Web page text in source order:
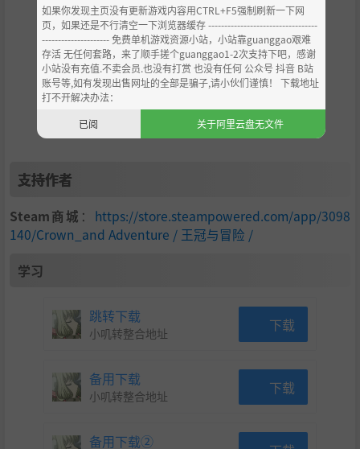
从一方领主起步，建设城池发展生产，委任能臣治理地方。
逐步壮大后，管理军团与城市、颁布政令提升科技、征战天
下，面对灭世危机，开创属于你的传奇霸业。
立即加入，开启你的史诗冒险之旅！
支持作者
Steam商城 ： https://store.steampowered.com/app/3098
140/Crown_and Adventure / 王冠与冒险 /
学习
跳转下载
小叽转整合地址 下载
备用下载
小叽转整合地址 下载
备用下载②
如果你发现主页没有更新游戏内容用CTRL+F5强制刷新一下网
页，如果还是不行清空一下浏览器缓存 ----------------------------------
--------------------- 免费单机游戏资源小站，小站靠guanggao艰难
存活 无任何套路，来了顺手搓个guanggao1-2次支持下吧，感谢
小站没有充值.不卖会员.也没有打赏 也没有任何 公众号 抖音 B站
账号等,如有发现出售网址的全部是骗子,请小伙们谨慎！ 下载地址
打不开解决办法：
已阅
关于阿里云盘无文件